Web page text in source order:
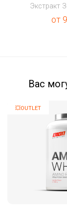
Экстракт
от
Вас
💥OUTLET